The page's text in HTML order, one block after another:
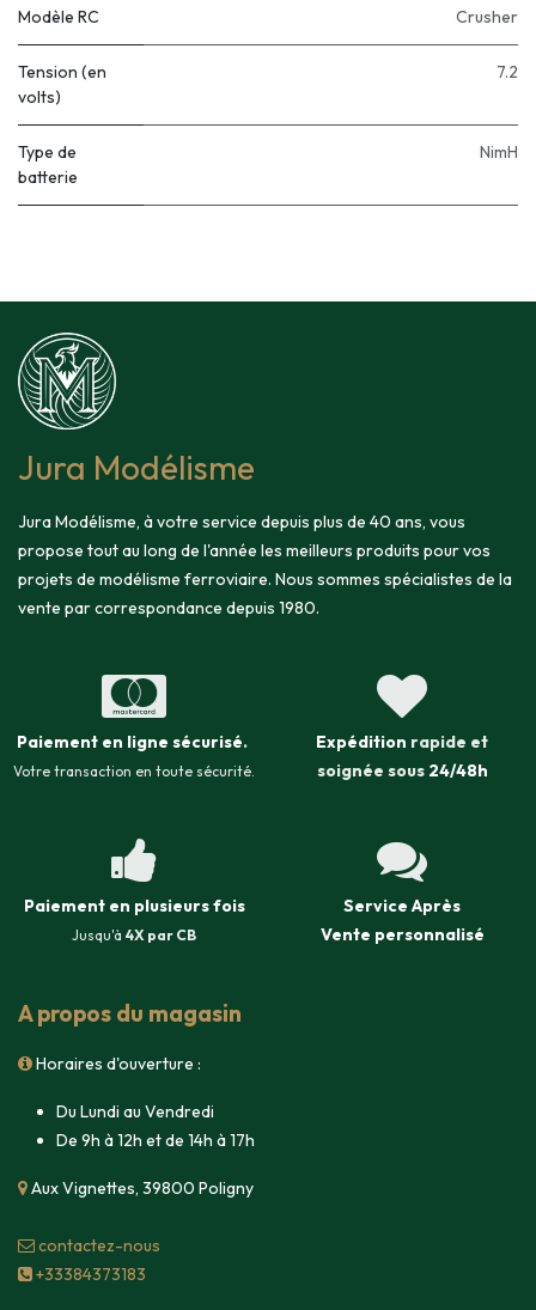
Modèle RC Crusher
Tension (en
volts)
7.2
Type de
batterie
NimH
Jura Modélisme
Jura Modélisme, à votre service depuis plus de 40 ans, vous
propose tout au long de l'année les meilleurs produits pour vos
projets de modélisme ferroviaire. Nous sommes spécialistes de la
vente par correspondance depuis 1980.
Paiement en ligne sécurisé.
Votre transaction en toute sécurité.
Expédition rapide et
soignée sous 24/48h
Paiement en plusieurs fois
Jusqu'à 4X par CB
Service Après
Vente personnalisé
A propos du magasin
Horaires d'ouverture :
Du Lundi au Vendredi
De 9h à 12h et de 14h à 17h
Aux Vignettes, 39800 Poligny
contacte​z-nous
+33384373183